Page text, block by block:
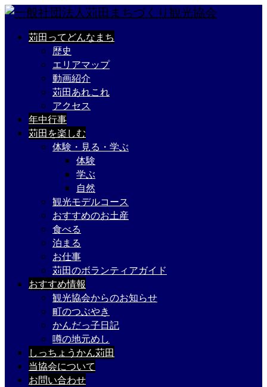
苅田ってどんなまち
歴史
エリアマップ
動画紹介
苅田あれこれ
アクセス
年中行事
苅田を楽しむ
体験・見る・学ぶ
体験
学ぶ
自然
観光モデルコース
おすすめのお土産
食べる
泊まる
お仕事
苅田のボランティアガイド
おすすめ情報
観光協会からのお知らせ
町のつぶやき
かんだっ子日記
噂の地元めし
しっちょうかん苅田
当協会について
お問い合わせ